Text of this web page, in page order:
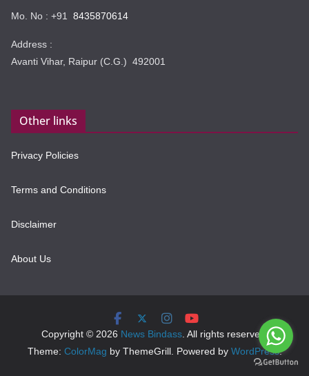
Mo. No : +91 8435870614
Address :
Avanti Vihar, Raipur (C.G.) 492001
Other links
Privacy Policies
Terms and Conditions
Disclaimer
About Us
Copyright © 2026 News Bindass. All rights reserved.
Theme: ColorMag by ThemeGrill. Powered by WordPress.